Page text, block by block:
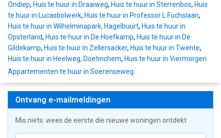
Ondiep, Huis te huur in Draaiweg, Huis te huur in Sterrenbos, Huis
te huur in Lucasbolwerk, Huis te huur in Professor L Fuchslaan,
Huis te huur in Wilhelminapark, Hagelbuurt, Huis te huur in
Opsterland, Huis te huur in De Hoefkamp, Huis te huur in De
Gildekamp, Huis te huur in Zellersacker, Huis te huur in Twente,
Huis te huur in Heelweg, Doetinchem, Huis te huur in Viermorgen
Appartementen te huur in Soerenseweg
Ontvang e-mailmeldingen
Mis niets: wees de eerste die nieuwe woningen ontdekt